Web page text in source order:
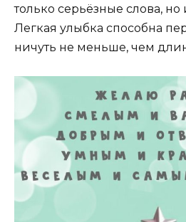
только серьёзные слова,
Легкая улыбка способна
ничуть не меньше, чем